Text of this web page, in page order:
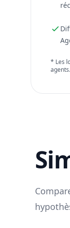
* Les
agents.